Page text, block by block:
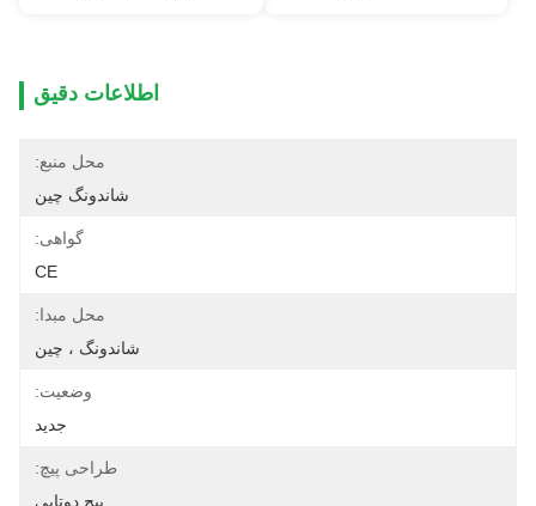
اطلاعات دقیق
محل منبع:
شاندونگ چین
گواهی:
CE
محل مبدا:
شاندونگ ، چین
وضعیت:
جدید
طراحی پیچ:
پیچ دوتایی